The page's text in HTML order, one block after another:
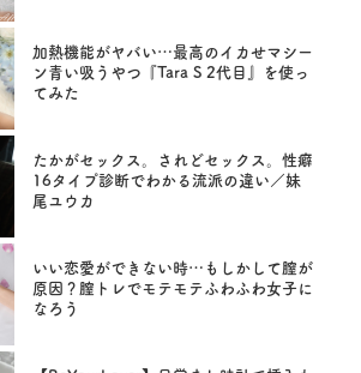
加熱機能がヤバい…最高のイカせマシー
ン青い吸うやつ『Tara S 2代目』を使っ
てみた
たかがセックス。されどセックス。性癖
16タイプ診断でわかる流派の違い／妹
尾ユウカ
いい恋愛ができない時…もしかして膣が
原因？膣トレでモテモテふわふわ女子に
なろう